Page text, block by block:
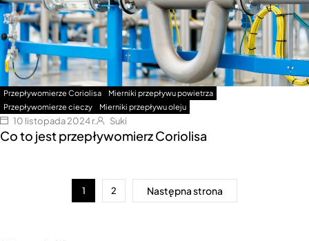
Przepływomierze Coriolisa
Mierniki przepływu powietrza
Przepływomierze cieczy
Mierniki przepływu oleju
10 listopada 2024 r. Suki
Co to jest przepływomierz Coriolisa
1 2 Następna strona